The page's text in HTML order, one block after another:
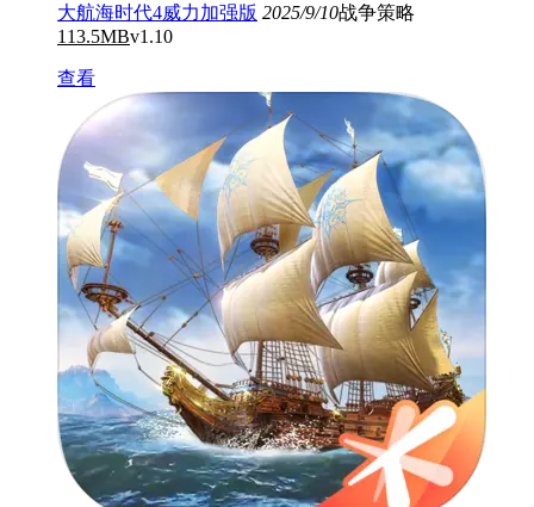
大航海时代4威力加强版 2025/9/10战争策略
113.5MBv1.10
查看